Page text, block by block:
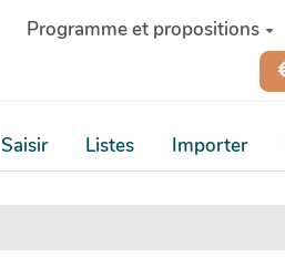
Programme et propositions
Saisir Listes Importer